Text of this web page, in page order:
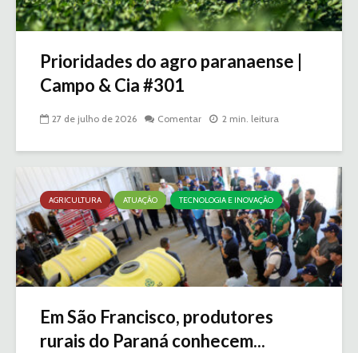
Prioridades do agro paranaense |
Campo & Cia #301
27 de julho de 2026 Comentar 2 min. leitura
AGRICULTURA ATUAÇÃO TECNOLOGIA E INOVAÇÃO
Em São Francisco, produtores
rurais do Paraná conhecem...